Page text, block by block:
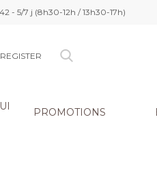
- 5/7 j (8h30-12h / 13h30-17h)
REGISTER
PROMOTIONS